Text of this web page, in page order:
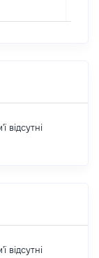
відсутні
відсутні